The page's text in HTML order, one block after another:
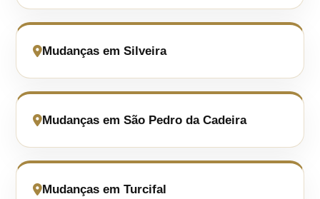
Mudanças em Silveira
Mudanças em São Pedro da Cadeira
Mudanças em Turcifal